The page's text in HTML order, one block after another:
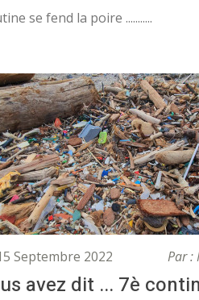
se fend la poire ...........
Septembre 2022 Par :
avez dit ... 7è